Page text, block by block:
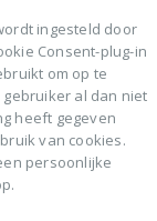
ingesteld door
Consent-plug-in
om op te
al dan niet
heeft gegeven
van cookies.
persoonlijke